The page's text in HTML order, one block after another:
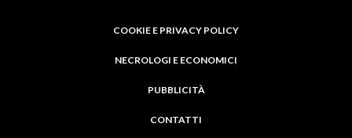
COOKIE E PRIVACY POLICY
NECROLOGI E ECONOMICI
PUBBLICITÀ
CONTATTI